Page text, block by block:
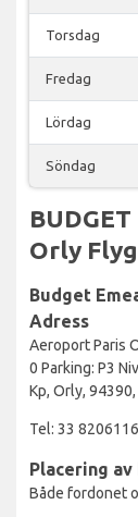
Torsdag
Fredag
Lördag
Söndag
Orly
Budget
Adress
Aeroport Paris
0 Parking: P3
Kp, Orly, 94390,
Tel: 33
Placering
Både fordonet